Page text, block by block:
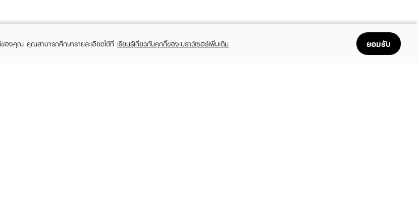
ของคุณ คุณสามารถศึกษารายละเอียดได้ที่ เรียนรู้เกี่ยวกับคุกกี้ของเบราว์เซอร์เพิ่มเติม ยอมรับ